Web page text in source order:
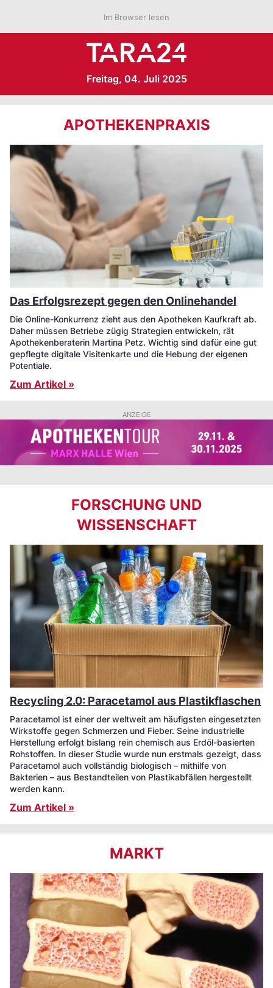
Im Browser lesen
Freitag, 04. Juli 2025
APOTHEKENPRAXIS
Das Erfolgsrezept gegen den Onlinehandel
Die Online-Konkurrenz zieht aus den Apotheken Kaufkraft ab.
Daher müssen Betriebe zügig Strategien entwickeln, rät
Apothekenberaterin Martina Petz. Wichtig sind dafür eine gut
gepflegte digitale Visitenkarte und die Hebung der eigenen
Potentiale.
Zum Artikel »
ANZEIGE
FORSCHUNG UND
WISSENSCHAFT
Recycling 2.0: Paracetamol aus Plastikflaschen
Paracetamol ist einer der weltweit am häufigsten eingesetzten
Wirkstoffe gegen Schmerzen und Fieber. Seine industrielle
Herstellung erfolgt bislang rein chemisch aus Erdöl-basierten
Rohstoffen. In dieser Studie wurde nun erstmals gezeigt, dass
Paracetamol auch vollständig biologisch – mithilfe von
Bakterien – aus Bestandteilen von Plastikabfällen hergestellt
werden kann.
Zum Artikel »
MARKT